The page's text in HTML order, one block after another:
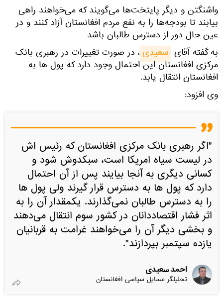
واشنگتن و دیگر پایتخت‌ها می‌گویند که می‌خواهند راهی
بیابند تا بودجه‌ها را به نفع مردم افغانستان آزاد کنند و در
عین حال دور از دسترس طالبان باشد
به گفته آقای سعیدی، در صورت تغییرات در رهبری بانک
مرکزی افغانستان این احتمال وجود دارد که پول ها به
افغانستان انتقال یابد.
وی افزود:
"اگر رهبری بانک مرکزی افغانستان که رئیس اش
در لیست سیاه امریکا است، سبکدوش شود و
کسانی دیگری به آنجا بیایند پس از آن احتمال
دارد که پول ‌ها به دسترس قرار گیرند ولی پول ها
را به دسترس طالبان نمی‌گذارند. یکمقدار آن را به
اثر فشار اقتصاددانان در کشور سوم انتقال می‌دهند
و بخشی دیگر آن را می‌خواهند غرامت به قربانیان
یازده سپتمبر بپردازند".
احمد سعیدی
تحلیلگر مسایل سیاسی افغانستان